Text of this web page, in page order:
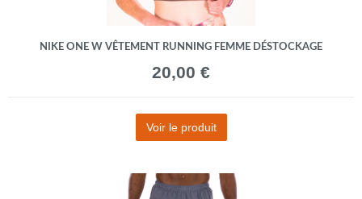
NIKE ONE W VÊTEMENT RUNNING FEMME DÉSTOCKAGE
20,00 €
Voir le produit